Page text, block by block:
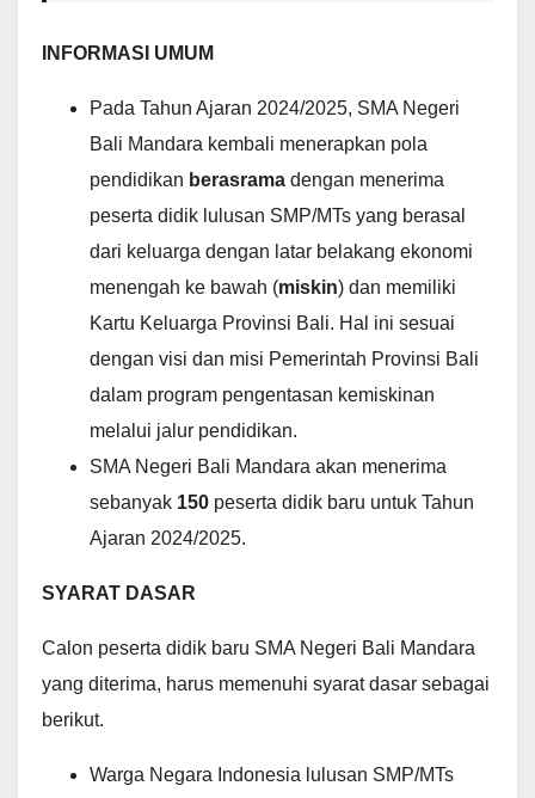
INFORMASI UMUM
Pada Tahun Ajaran 2024/2025, SMA Negeri
Bali Mandara kembali menerapkan pola
pendidikan berasrama dengan menerima
peserta didik lulusan SMP/MTs yang berasal
dari keluarga dengan latar belakang ekonomi
menengah ke bawah (miskin) dan memiliki
Kartu Keluarga Provinsi Bali. Hal ini sesuai
dengan visi dan misi Pemerintah Provinsi Bali
dalam program pengentasan kemiskinan
melalui jalur pendidikan.
SMA Negeri Bali Mandara akan menerima
sebanyak 150 peserta didik baru untuk Tahun
Ajaran 2024/2025.
SYARAT DASAR
Calon peserta didik baru SMA Negeri Bali Mandara
yang diterima, harus memenuhi syarat dasar sebagai
berikut.
Warga Negara Indonesia lulusan SMP/MTs